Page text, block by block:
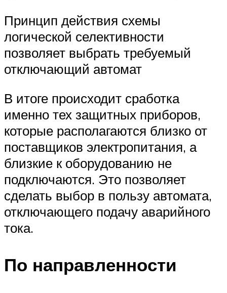
Принцип действия схемы
логической селективности
позволяет выбрать требуемый
отключающий автомат
В итоге происходит сработка
именно тех защитных приборов,
которые располагаются близко от
поставщиков электропитания, а
близкие к оборудованию не
подключаются. Это позволяет
сделать выбор в пользу автомата,
отключающего подачу аварийного
тока.
По направленности